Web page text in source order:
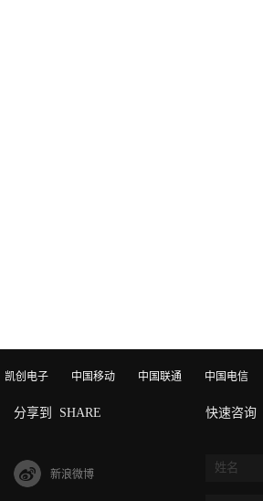
凯创电子 中国移动 中国联通 中国电信
分享到 SHARE
新浪微博
快速咨询